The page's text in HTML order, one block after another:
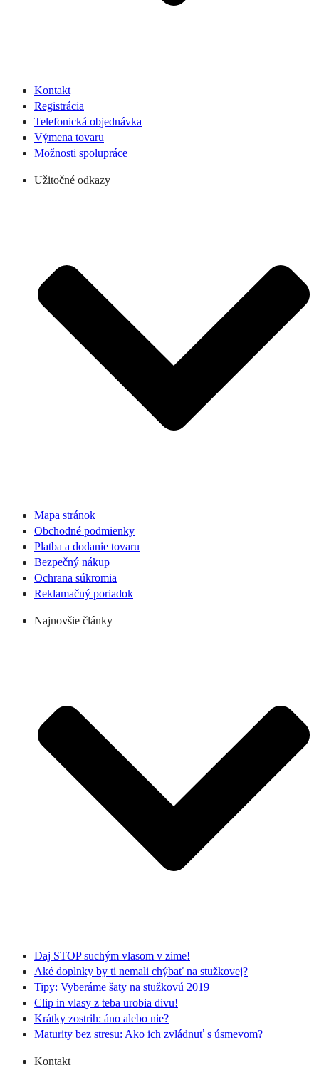
Kontakt
Registrácia
Telefonická objednávka
Výmena tovaru
Možnosti spolupráce
Užitočné odkazy
Mapa stránok
Obchodné podmienky
Platba a dodanie tovaru
Bezpečný nákup
Ochrana súkromia
Reklamačný poriadok
Najnovšie články
Daj STOP suchým vlasom v zime!
Aké doplnky by ti nemali chýbať na stužkovej?
Tipy: Vyberáme šaty na stužkovú 2019
Clip in vlasy z teba urobia divu!
Krátky zostrih: áno alebo nie?
Maturity bez stresu: Ako ich zvládnuť s úsmevom?
Kontakt